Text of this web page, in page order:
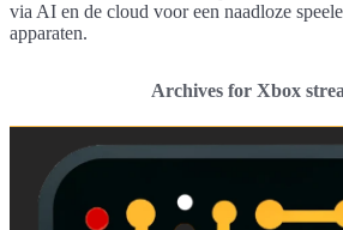
via AI en de cloud voor een naadloze
apparaten.
Archives for Xbox